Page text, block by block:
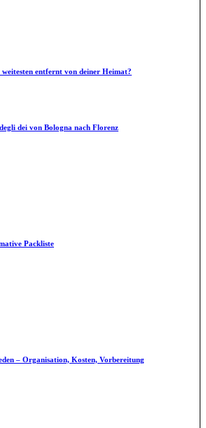
entfernt von deiner Heimat?
dei von Bologna nach Florenz
Packliste
– Organisation, Kosten, Vorbereitung